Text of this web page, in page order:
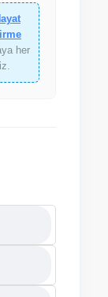
her